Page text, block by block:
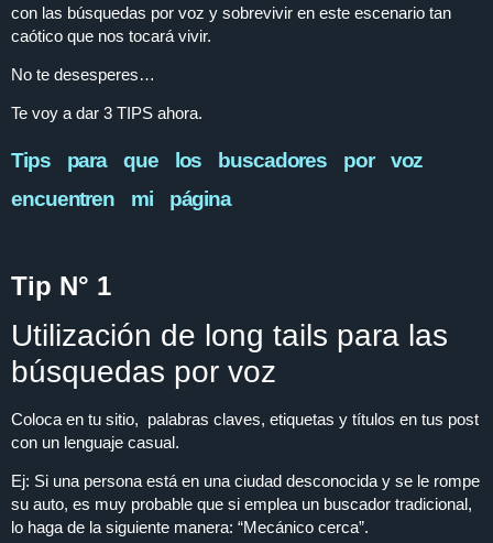
con las búsquedas por voz y sobrevivir en este escenario tan
caótico que nos tocará vivir.
No te desesperes…
Te voy a dar 3 TIPS ahora.
Tips para que los buscadores por voz
encuentren mi página
Tip N° 1
Utilización de long tails para las
búsquedas por voz
Coloca en tu sitio, palabras claves, etiquetas y títulos en tus post
con un lenguaje casual.
Ej: Si una persona está en una ciudad desconocida y se le rompe
su auto, es muy probable que si emplea un buscador tradicional,
lo haga de la siguiente manera: “Mecánico cerca”.